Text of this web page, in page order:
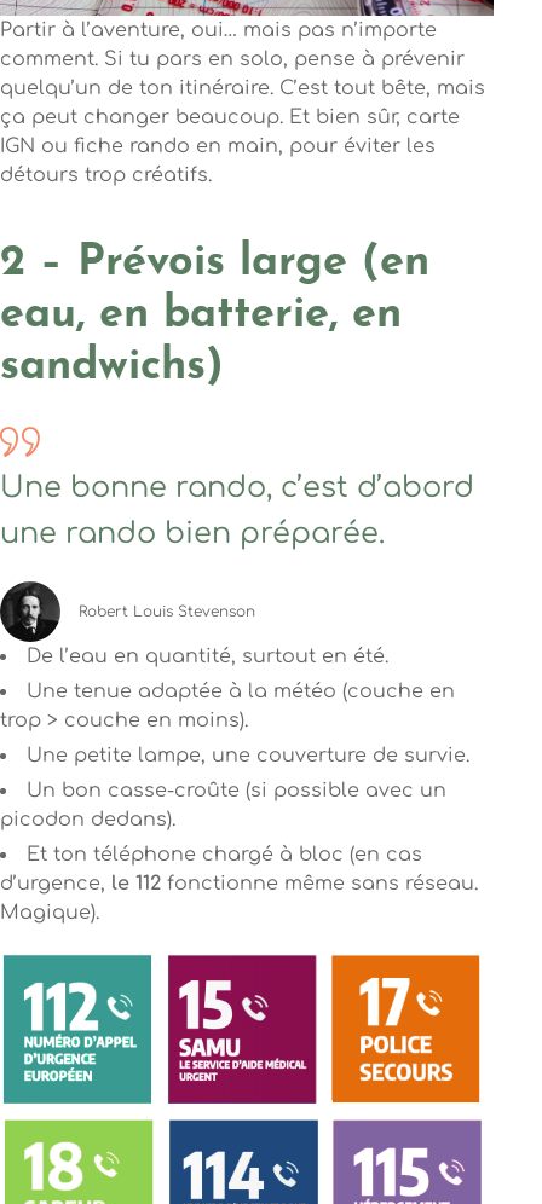
Partir à l’aventure, oui… mais pas n’importe
comment. Si tu pars en solo, pense à prévenir
quelqu’un de ton itinéraire. C’est tout bête, mais
ça peut changer beaucoup. Et bien sûr, carte
IGN ou fiche rando en main, pour éviter les
détours trop créatifs.
2 – Prévois large (en
eau, en batterie, en
sandwichs)
Une bonne rando, c’est d’abord
une rando bien préparée.
Robert Louis Stevenson
De l’eau en quantité, surtout en été.
Une tenue adaptée à la météo (couche en
trop > couche en moins).
Une petite lampe, une couverture de survie.
Un bon casse-croûte (si possible avec un
picodon dedans).
Et ton téléphone chargé à bloc (en cas
d’urgence, le 112 fonctionne même sans réseau.
Magique).